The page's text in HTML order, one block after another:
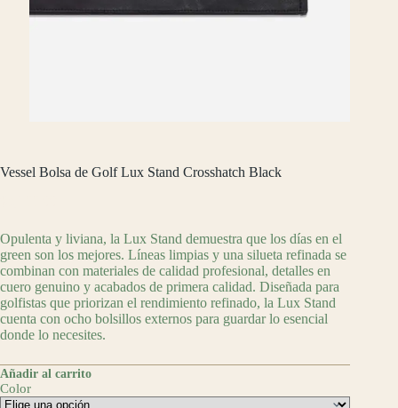
Vessel Bolsa de Golf Lux Stand Crosshatch Black
Opulenta y liviana, la Lux Stand demuestra que los días en el
green son los mejores. Líneas limpias y una silueta refinada se
combinan con materiales de calidad profesional, detalles en
cuero genuino y acabados de primera calidad. Diseñada para
golfistas que priorizan el rendimiento refinado, la Lux Stand
cuenta con ocho bolsillos externos para guardar lo esencial
donde lo necesites.
Añadir al carrito
Color